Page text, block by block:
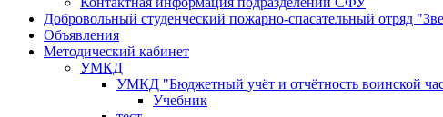
Добровольный студенческий пожарно-спасательный отряд
Объявления
Методический кабинет
УМКД
УМКД "Бюджетный учёт и отчётность воинской
Учебник